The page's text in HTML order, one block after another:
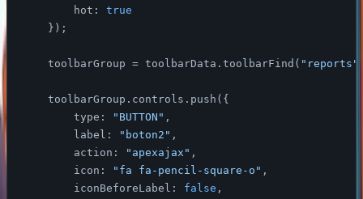
hot : true
    });
    toolbarGroup = toolbarData.toolbarFind(
"reports"
    toolbarGroup.controls.push({
type : "BUTTON" ,
label : "boton2" ,
action : "apexajax" ,
icon : "fa fa-pencil-square-o" ,
iconBeforeLabel : false ,